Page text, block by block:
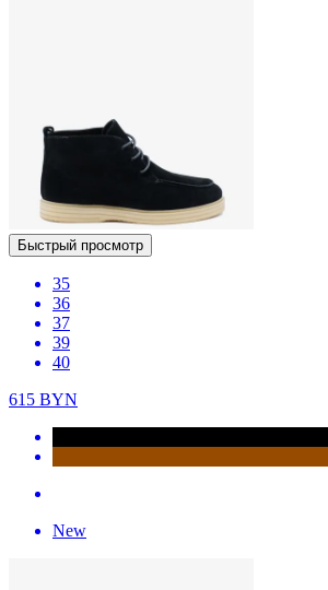
Быстрый просмотр
35
36
37
39
40
615 BYN
New